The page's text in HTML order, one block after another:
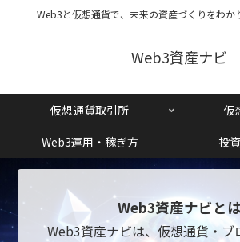
Web3と仮想通貨で、未来の資産づくりをわか
Web3資産ナビ
仮想通貨取引所
仮
Web3運用・稼ぎ方
投
Web3資産ナビと
Web3資産ナビは、仮想通貨・ブ